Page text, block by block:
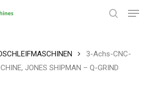
3-Achs-CNC-
JONES SHIPMAN – Q-GRIND